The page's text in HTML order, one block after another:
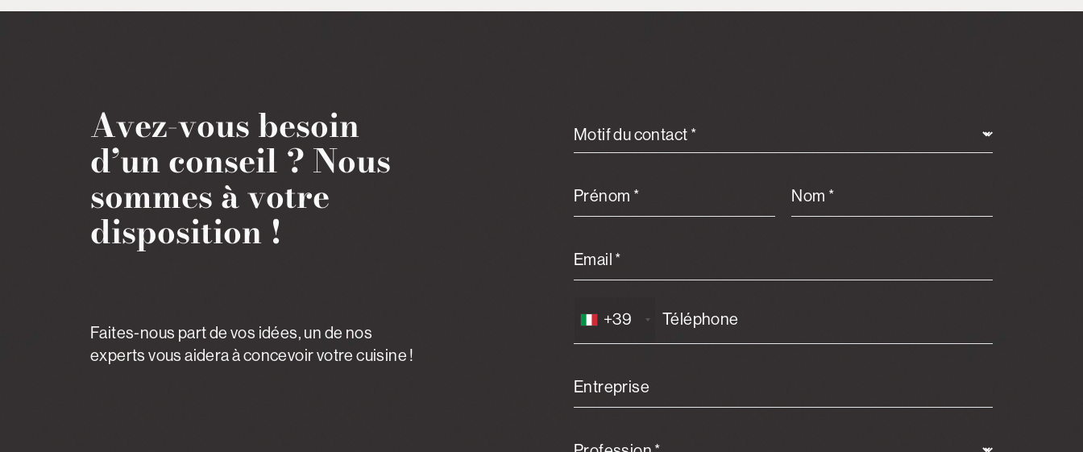
Avez-vous besoin
d’un conseil ?Nous
sommes à votre
disposition !
Faites-nous part de vos idées, un de nos
experts vous aidera à concevoir votre cuisine !
Motif du contact *
Prénom * Nom *
Email *
+39
Entreprise